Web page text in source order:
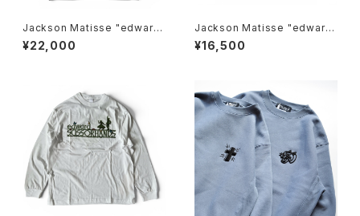
Jackson Matisse "edward
SCISSORHANDS POSTER L
ongsleeve Tee"
¥22,000
Jackson Matisse "edward
SCISSORHANDS Face Te
e"
¥16,500